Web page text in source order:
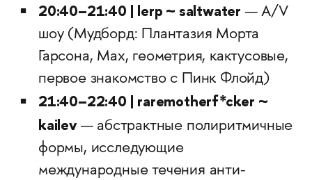
20:40–21:40 | lerp ~ saltwater — A/V
шоу (Мудборд: Плантазия Морта
Гарсона, Max, геометрия, кактусовые,
первое знакомство с Пинк Флойд)
21:40–22:40 | raremotherf*cker ~
kailev — абстрактные полиритмичные
формы, исследующие
международные течения анти-